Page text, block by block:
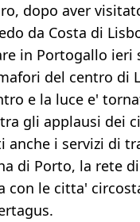
dopo aver
da Costa di
in Portogallo ieri
del centro di
e la luce e'
gli applausi dei
i servizi di
di Porto, la rete
con le citta'